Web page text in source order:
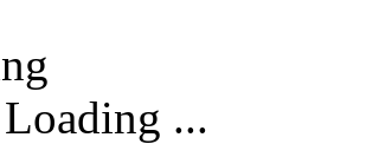
Loading ...